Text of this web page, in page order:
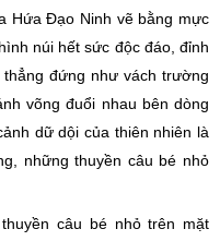
Hứa Đạo Ninh vẽ bằng mực
núi hết sức độc đáo, đỉnh
đứng như vách trường
võng đuổi nhau bên dòng
dữ dội của thiên nhiên là
những thuyền câu bé nhỏ
câu bé nhỏ trên mặt